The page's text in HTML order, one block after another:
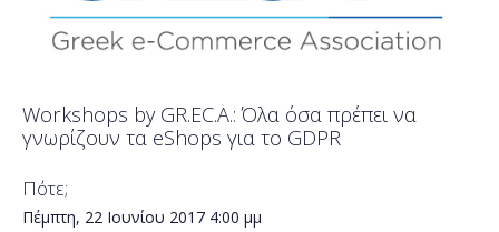
Workshops by GR.EC.A.: Όλα όσα πρέπει να
γνωρίζουν τα eShops για το GDPR
Πότε;
Πέμπτη, 22 Ιουνίου 2017 4:00 μμ